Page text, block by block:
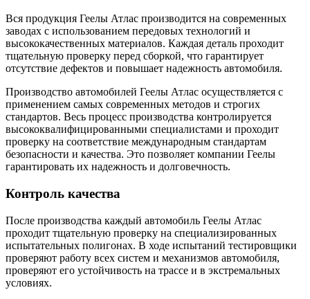
Вся продукция Геелы Атлас производится на современных
заводах с использованием передовых технологий и
высококачественных материалов. Каждая деталь проходит
тщательную проверку перед сборкой, что гарантирует
отсутствие дефектов и повышает надежность автомобиля.
Производство автомобилей Геелы Атлас осуществляется с
применением самых современных методов и строгих
стандартов. Весь процесс производства контролируется
высококвалифицированными специалистами и проходит
проверку на соответствие международным стандартам
безопасности и качества. Это позволяет компании Геелы
гарантировать их надежность и долговечность.
Контроль качества
После производства каждый автомобиль Геелы Атлас
проходит тщательную проверку на специализированных
испытательных полигонах. В ходе испытаний тестировщики
проверяют работу всех систем и механизмов автомобиля,
проверяют его устойчивость на трассе и в экстремальных
условиях.